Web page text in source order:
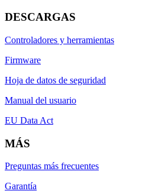
DESCARGAS
Controladores y herramientas
Firmware
Hoja de datos de seguridad
Manual del usuario
EU Data Act
MÁS
Preguntas más frecuentes
Garantía